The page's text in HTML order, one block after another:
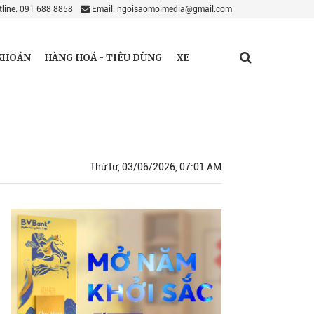
091 688 8858 Email: ngoisaomoimedia@gmail.com
HÀNG HOÁ - TIÊU DÙNG XE
Thứ tư, 03/06/2026, 07:01 AM